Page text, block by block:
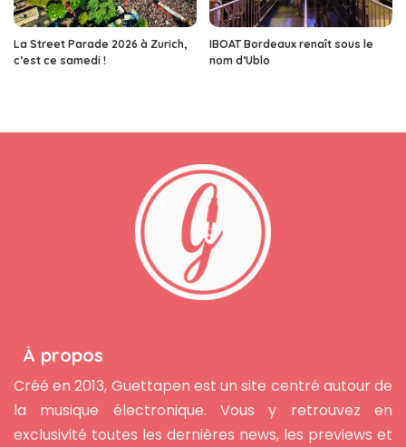
La Street Parade 2026 à Zurich,
c’est ce samedi !
IBOAT Bordeaux renaît sous le
nom d’Ublo
À propos
Créé en 2013, Guettapen est un site centré autour de
la musique électronique. Vous y retrouvez en
exclusivité toutes les dernières news, les previews et